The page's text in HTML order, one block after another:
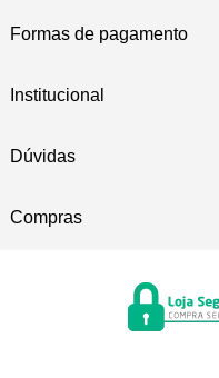
Formas de pagamento
Institucional
Dúvidas
Compras